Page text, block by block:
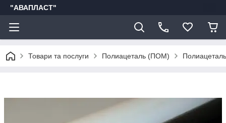
"АВАПЛАСТ"
Товари та послуги Полиацеталь (ПОМ)